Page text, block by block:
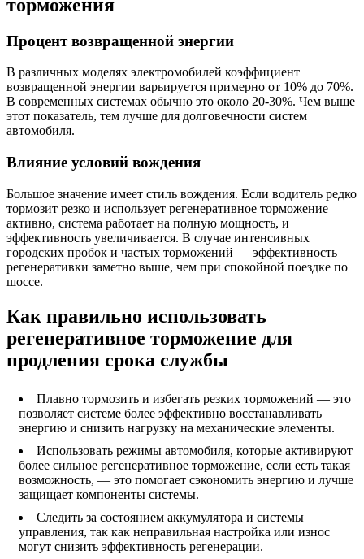
торможения
Процент возвращенной энергии
В различных моделях электромобилей коэффициент
возвращенной энергии варьируется примерно от 10% до 70%.
В современных системах обычно это около 20-30%. Чем выше
этот показатель, тем лучше для долговечности систем
автомобиля.
Влияние условий вождения
Большое значение имеет стиль вождения. Если водитель редко
тормозит резко и использует регенеративное торможение
активно, система работает на полную мощность, и
эффективность увеличивается. В случае интенсивных
городских пробок и частых торможений — эффективность
регенеративки заметно выше, чем при спокойной поездке по
шоссе.
Как правильно использовать
регенеративное торможение для
продления срока службы
Плавно тормозить и избегать резких торможений — это
позволяет системе более эффективно восстанавливать
энергию и снизить нагрузку на механические элементы.
Использовать режимы автомобиля, которые активируют
более сильное регенеративное торможение, если есть такая
возможность, — это помогает сэкономить энергию и лучше
защищает компоненты системы.
Следить за состоянием аккумулятора и системы
управления, так как неправильная настройка или износ
могут снизить эффективность регенерации.